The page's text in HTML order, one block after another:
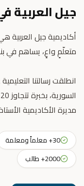
جيل العربية
أكاديمية جيل
مديرة الأكاديمية
30+ معلماً ومعلمة
2000+ طالب